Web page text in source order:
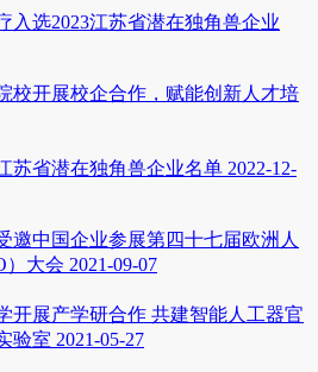
入选2023江苏省潜在独角兽企业
校开展校企合作，赋能创新人才培
苏省潜在独角兽企业名单 2022-12-
邀中国企业参展第四十七届欧洲人
）大会 2021-09-07
开展产学研合作 共建智能人工器官
验室 2021-05-27